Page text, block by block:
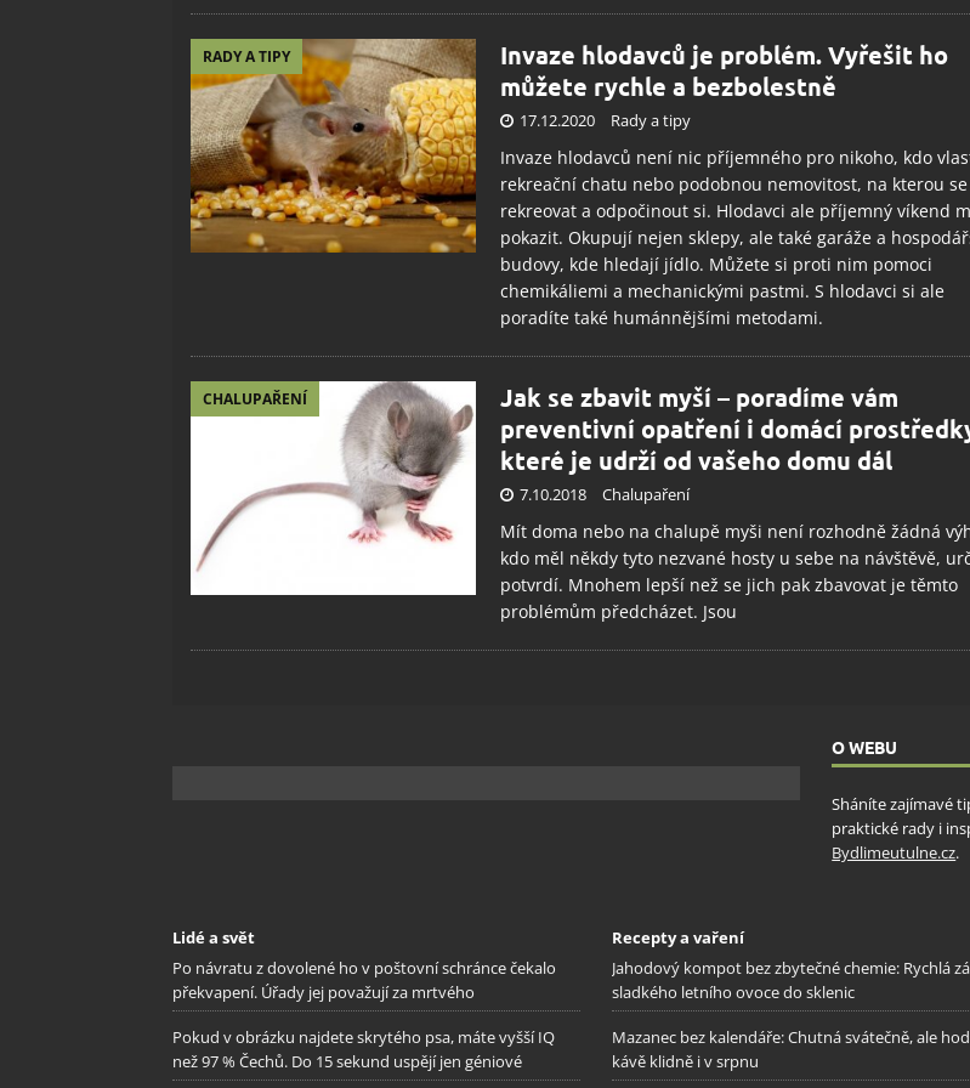
RADY A TIPY
Invaze hlodavců je problém. Vyřešit ho
můžete rychle a bezbolestně
17.12.2020 Rady a tipy
Invaze hlodavců není nic příjemného pro nikoho, kdo
rekreační chatu nebo podobnou nemovitost, na kterou
rekreovat a odpočinout si. Hlodavci ale příjemný víkend
pokazit. Okupují nejen sklepy, ale také garáže a
budovy, kde hledají jídlo. Můžete si proti nim pomoci
chemikáliemi a mechanickými pastmi. S hlodavci si ale
poradíte také humánnějšími metodami.
CHALUPAŘENÍ
Jak se zbavit myší – poradíme vám
preventivní opatření i domácí
které je udrží od vašeho domu dál
7.10.2018 Chalupaření
Mít doma nebo na chalupě myši není rozhodně žádná
kdo měl někdy tyto nezvané hosty u sebe na návštěvě,
potvrdí. Mnohem lepší než se jich pak zbavovat je těmto
problémům předcházet. Jsou
O WEBU
Sháníte zajímavé
praktické rady i
Bydlimeutulne.cz.
Lidé a svět
Po návratu z dovolené ho v poštovní schránce čekalo
překvapení. Úřady jej považují za mrtvého
Pokud v obrázku najdete skrytého psa, máte vyšší IQ
než 97 % Čechů. Do 15 sekund uspějí jen géniové
Recepty a vaření
Jahodový kompot bez zbytečné chemie: Rychlá
sladkého letního ovoce do sklenic
Mazanec bez kalendáře: Chutná svátečně, ale
kávě klidně i v srpnu